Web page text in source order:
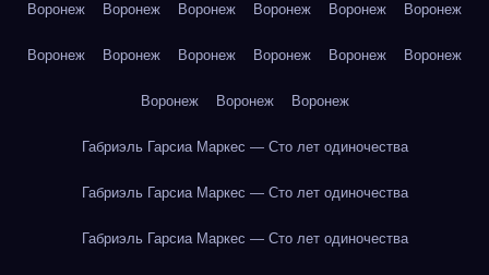
Воронеж Воронеж Воронеж Воронеж Воронеж Воронеж
Воронеж Воронеж Воронеж Воронеж Воронеж Воронеж
Воронеж Воронеж Воронеж
Габриэль Гарсиа Маркес — Сто лет одиночества
Габриэль Гарсиа Маркес — Сто лет одиночества
Габриэль Гарсиа Маркес — Сто лет одиночества